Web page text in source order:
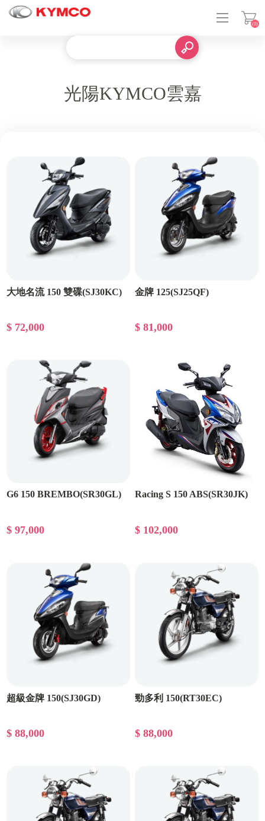
(0)
光陽KYMCO雲嘉
大地名流 150 雙碟(SJ30KC)
$ 72,000
金牌 125(SJ25QF)
$ 81,000
G6 150 BREMBO(SR30GL)
$ 97,000
Racing S 150 ABS(SR30JK)
$ 102,000
超級金牌 150(SJ30GD)
$ 88,000
勁多利 150(RT30EC)
$ 88,000